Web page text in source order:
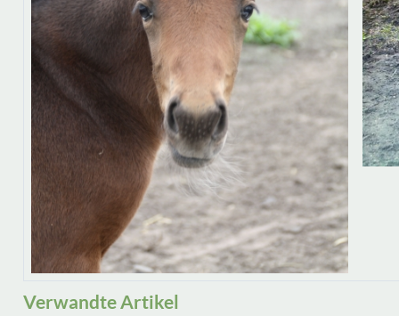
Verwandte Artikel